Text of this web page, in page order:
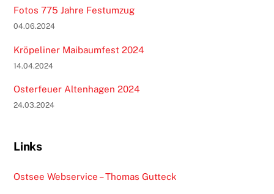
Fotos 775 Jahre Festumzug
04.06.2024
Kröpeliner Maibaumfest 2024
14.04.2024
Osterfeuer Altenhagen 2024
24.03.2024
Links
Ostsee Webservice – Thomas Gutteck